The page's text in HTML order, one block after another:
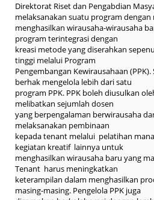
Direktorat Riset dan Pengabdian
melaksanakan suatu program dengan
menghasilkan wirausaha-wirausaha
program terintegrasi dengan
kreasi metode yang diserahkan
tinggi melalui Program
Pengembangan Kewirausahaan
berhak mengelola lebih dari satu
program PPK. PPK boleh diusulkan
melibatkan sejumlah dosen
yang berpengalaman berwirausaha
melaksanakan pembinaan
kepada tenant melalui pelatihan
kegiatan kreatif lainnya untuk
menghasilkan wirausaha baru yang
Tenant harus meningkatkan
keterampilan dalam menghasilkan
masing-masing. Pengelola PPK juga